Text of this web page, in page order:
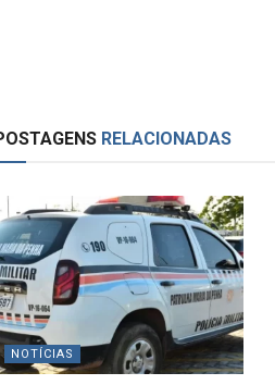
RELACIONADAS
NOTÍCIAS